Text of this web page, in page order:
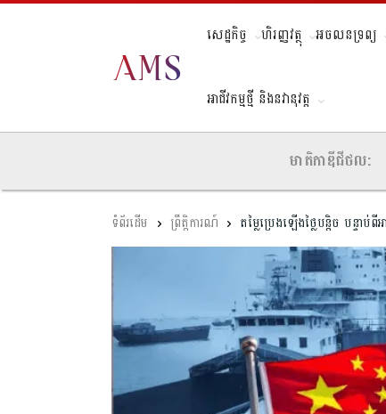
សេដ្ឋកិច្ច ហិរញ្ញវត្ថុ អចលនទ្រព្យ
អាជីវកម្មថ្មី និងនវានុវត្ត
មាតិកាឌីជីថល:
ព្រឹត្តិការណ៍ តម្លៃប្រេងឡើងថ្លៃបន្តិច បន្ទា